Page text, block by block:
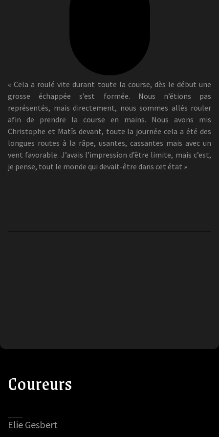
« Cela a roulé vite durant toute la course, dès le début une
grosse échappée s’est formée. Nous n’étions pas
représentés, mais directement, nous sommes allés rouler
afin de prendre la course en mains. Nous avons mis
Christophe et Matîs devant, toute la journée cela a été des
longues routes à la râpe, usantes, cassantes mais avec un
vent favorable. J’avais l’impression d’être limite, mais c’est,
je pense, tout le monde qui devait-être dans cet état »
Coureurs
Elie Gesbert